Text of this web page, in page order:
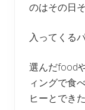
のはその日
入ってくる
選んだfood
ィングで食
ヒーとでき